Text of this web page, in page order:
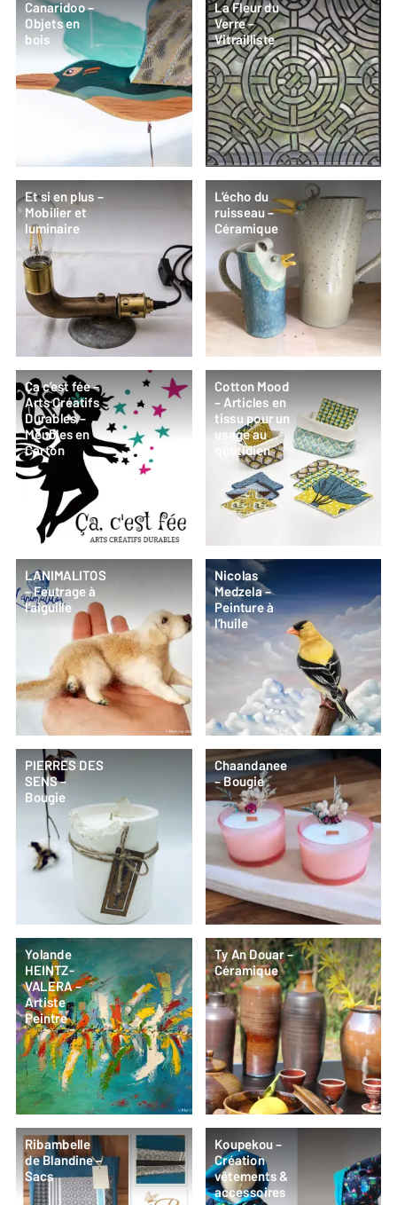
Canaridoo –
Objets en
bois
La Fleur du
Verre –
Vitrailliste
Et si en plus –
Mobilier et
luminaire
L’écho du
ruisseau –
Céramique
Ça c’est fée –
Arts Créatifs
Durables –
Meubles en
Carton
Cotton Mood
– Articles en
tissu pour un
usage au
quotidien
LANIMALITOS
– Feutrage à
l’aiguille
Nicolas
Medzela –
Peinture à
l’huile
PIERRES DES
SENS –
Bougie
Chaandanee
– Bougie
Yolande
HEINTZ-
VALERA –
Artiste
Peintre
Ty An Douar –
Céramique
Ribambelle
de Blandine –
Sacs
Koupekou –
Création
vêtements &
accessoires